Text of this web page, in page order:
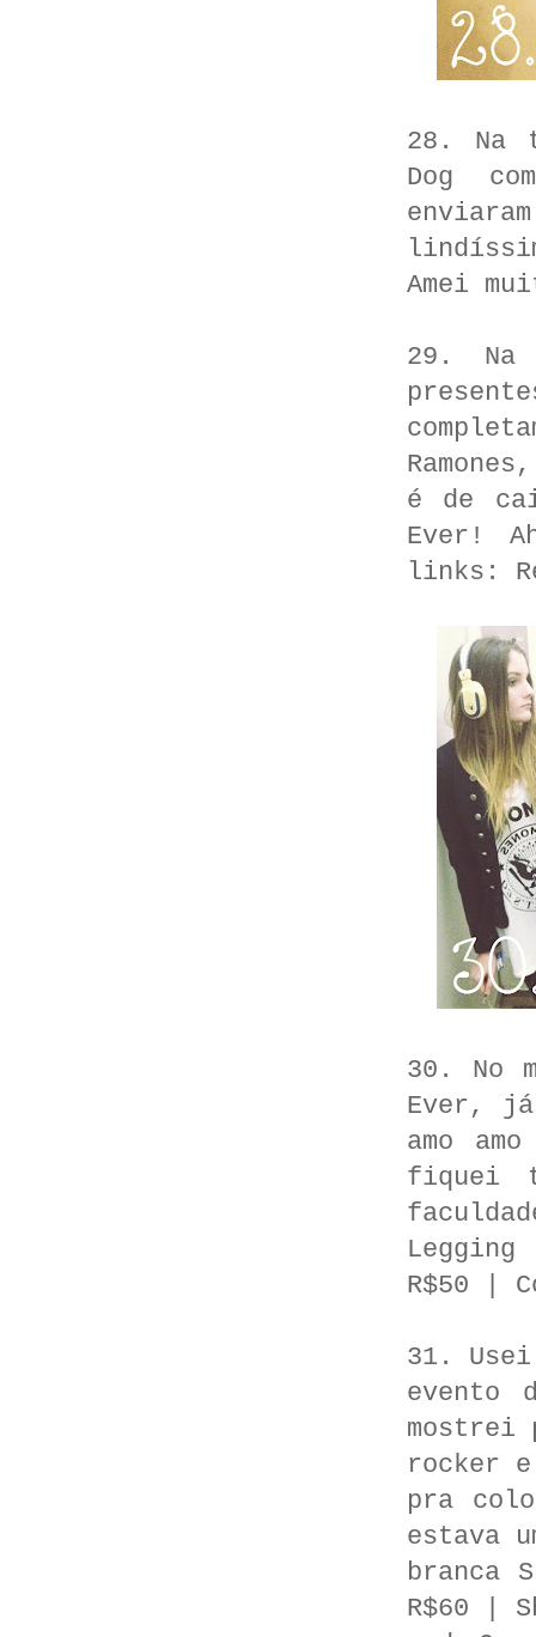
28. Na
Dog
Amei
29. Na
é de
Ever!
links:
30. No
Ever, já
amo
fiquei
R$50 |
31.
evento
mostrei
rocker
pra
estava
branca
R$60 |